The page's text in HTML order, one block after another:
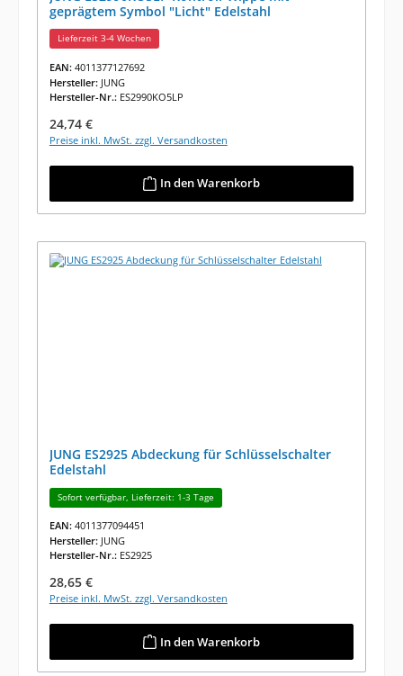
geprägtem Symbol "Licht" Edelstahl
Lieferzeit 3-4 Wochen
EAN: 4011377127692
Hersteller: JUNG
Hersteller-Nr.: ES2990KO5LP
Regulärer Preis:
24,74 €
Preise inkl. MwSt. zzgl. Versandkosten
In den Warenkorb
JUNG ES2925 Abdeckung für Schlüsselschalter
Edelstahl
Sofort verfügbar, Lieferzeit: 1-3 Tage
EAN: 4011377094451
Hersteller: JUNG
Hersteller-Nr.: ES2925
Regulärer Preis:
28,65 €
Preise inkl. MwSt. zzgl. Versandkosten
In den Warenkorb